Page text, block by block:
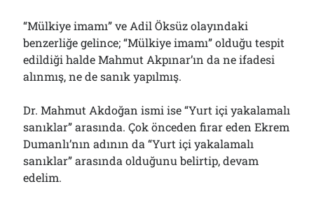
“Mülkiye imamı” ve Adil Öksüz olayındaki
benzerliğe gelince; “Mülkiye imamı” olduğu tespit
edildiği halde Mahmut Akpınar’ın da ne ifadesi
alınmış, ne de sanık yapılmış.
Dr. Mahmut Akdoğan ismi ise “Yurt içi yakalamalı
sanıklar” arasında. Çok önceden firar eden Ekrem
Dumanlı’nın adının da “Yurt içi yakalamalı
sanıklar” arasında olduğunu belirtip, devam
edelim.